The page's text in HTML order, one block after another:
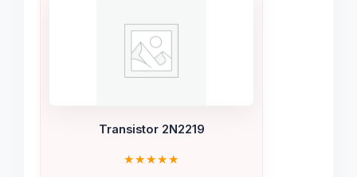
Transistor 2N2219